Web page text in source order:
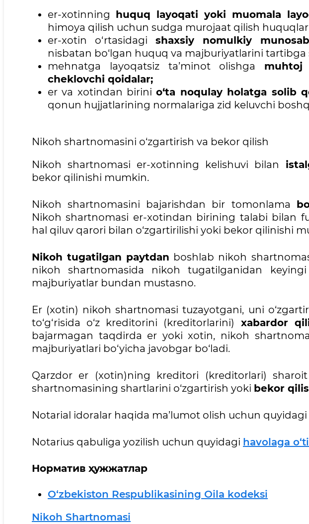
er-xotinning huquq layoqati yoki muomala
himoya qilish uchun sudga murojaat qilish
er-xotin o‘rtasidagi shaxsiy nomulkiy
nisbatan bo‘lgan huquq va majburiyatlarini tartibga
mehnatga layoqatsiz ta’minot olishga
cheklovchi qoidalar;
er va xotindan birinio‘ta noqulay holatga solib
qonun hujjatlarining normalariga zid keluvchi
Nikoh shartnomasini o‘zgartirish va bekor qilish
Nikoh shartnomasi er-xotinning kelishuvi bilan
bekor qilinishi mumkin.
Nikoh shartnomasini bajarishdan bir tomonlama
Nikoh shartnomasi er-xotindan birining talabi bilan
hal qiluv qarori bilan o‘zgartirilishi yoki bekor qilinishi
Nikoh tugatilgan paytdan boshlab nikoh
nikoh shartnomasida nikoh tugatilganidan
majburiyatlar bundan mustasno.
Er (xotin) nikoh shartnomasi tuzayotgani, uni
to‘g‘risida o‘z kreditorini (kreditorlarini) xabardor
bajarmagan taqdirda er yoki xotin, nikoh
majburiyatlari bo‘yicha javobgar bo‘ladi.
Qarzdor er (xotin)ning kreditori (kreditorlari)
shartnomasining shartlarini o‘zgartirish yoki bekor
Notarial idoralar haqida ma’lumot olish uchun quyidagi
Notarius qabuliga yozilish uchun quyidagi havolaga
Норматив ҳужжатлар
O‘zbekiston Respublikasining Oila kodeksi
Nikoh Shartnomasi